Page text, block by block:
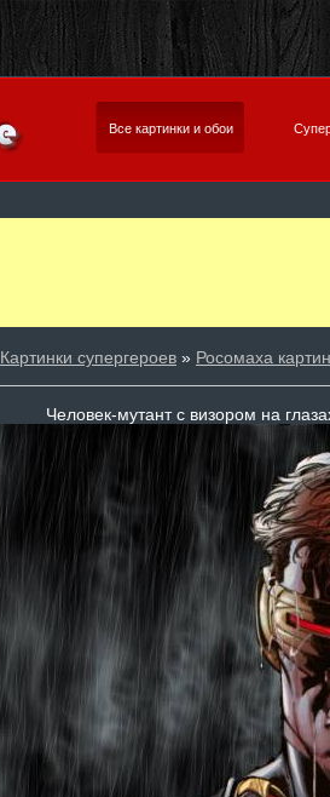
Все картинки и обои
Картинки супергероев » Росомаха
Человек-мутант с визором на